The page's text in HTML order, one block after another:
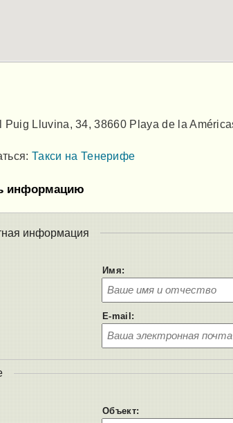
Puig Lluvina, 34, 38660 Playa de la
Такси на Тенерифе
информацию
информация
Имя:
E-mail:
Объект: